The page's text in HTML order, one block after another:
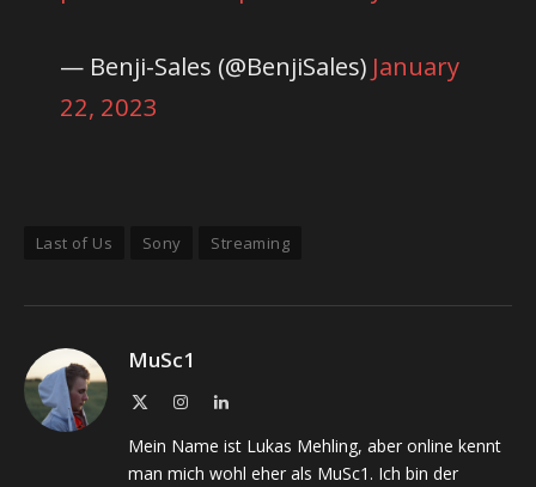
— Benji-Sales (@BenjiSales) January
22, 2023
Last of Us Sony Streaming
MuSc1
InstagramLinkedIn
Mein Name ist Lukas Mehling, aber online kennt
man mich wohl eher als MuSc1. Ich bin der